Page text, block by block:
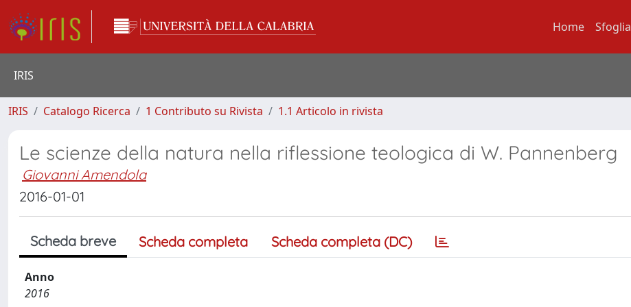
Home Sfoglia
IRIS
IRIS Catalogo Ricerca 1 Contributo su Rivista 1.1 Articolo in rivista
Le scienze della natura nella riflessione teologica di W. Pannenberg
Giovanni Amendola
2016-01-01
Scheda breve Scheda completa Scheda completa (DC)
Anno
2016